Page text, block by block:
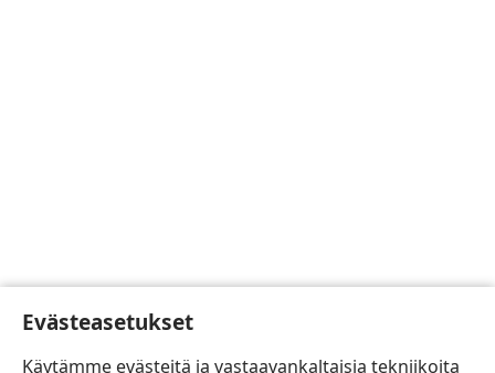
Evästeasetukset
Käytämme evästeitä ja vastaavankaltaisia tekniikoita